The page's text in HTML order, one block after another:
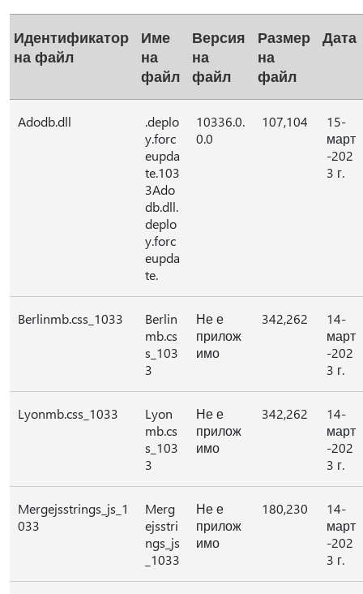
Идентификатор
на файл
Име
на
файл
Версия
на
файл
Размер
на
файл
Дата
Adodb.dll
.deplo
y.forc
eupda
te.103
3Ado
db.dll.
deplo
y.forc
eupda
te.
10336.0.
0.0
107,104
15-
март
-202
3 г.
Berlinmb.css_1033
Berlin
mb.cs
s_103
3
Не е
прилож
имо
342,262
14-
март
-202
3 г.
Lyonmb.css_1033
Lyon
mb.cs
s_103
3
Не е
прилож
имо
342,262
14-
март
-202
3 г.
Mergejsstrings_js_1
033
Merg
ejsstri
ngs_js
_1033
Не е
прилож
имо
180,230
14-
март
-202
3 г.